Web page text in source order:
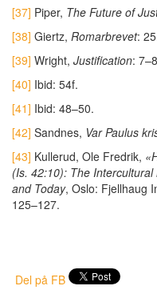
[37] Piper, The Future of
[38] Giertz, Romarbrevet:
[39] Wright, Justification:
[40] Ibid: 54f.
[41] Ibid: 48–50.
[42] Sandnes, Var Paulus
[43] Kullerud, Ole Fredrik,
(Is. 42:10): The
and Today, Oslo: Fjellhaug
125–127.
Del på FB